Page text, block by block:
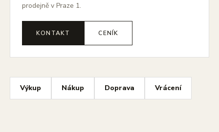
prodejně v Praze 1.
KONTAKT CENÍK
Výkup Nákup Doprava Vrácení